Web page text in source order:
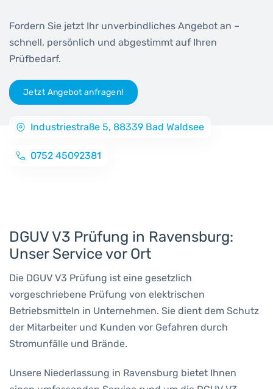
Fordern Sie jetzt Ihr unverbindliches Angebot an –
schnell, persönlich und abgestimmt auf Ihren
Prüfbedarf.
Jetzt Angebot anfragen!
Industriestraße 5, 88339 Bad Waldsee
0752 45092381
DGUV V3 Prüfung in Ravensburg:
Unser Service vor Ort
Die DGUV V3 Prüfung ist eine gesetzlich
vorgeschriebene Prüfung von elektrischen
Betriebsmitteln in Unternehmen. Sie dient dem Schutz
der Mitarbeiter und Kunden vor Gefahren durch
Stromunfälle und Brände.
Unsere Niederlassung in Ravensburg bietet Ihnen